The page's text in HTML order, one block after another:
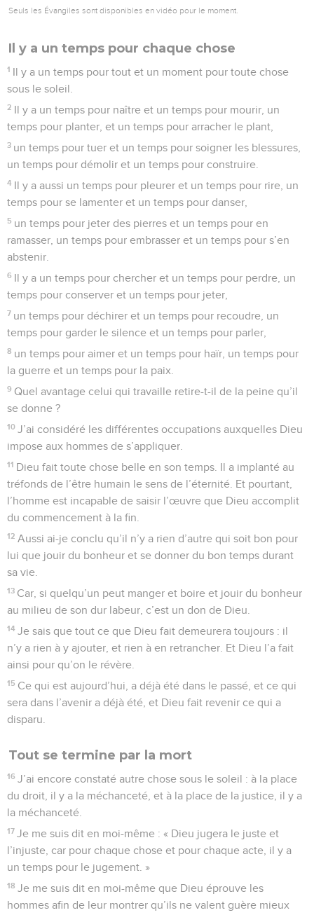
Seuls les Évangiles sont disponibles en vidéo pour le moment.
Il y a un temps pour chaque chose
1 Il y a un temps pour tout et un moment pour toute chose
sous le soleil.
2 Il y a un temps pour naître et un temps pour mourir, un
temps pour planter, et un temps pour arracher le plant,
3 un temps pour tuer et un temps pour soigner les blessures,
un temps pour démolir et un temps pour construire.
4 Il y a aussi un temps pour pleurer et un temps pour rire, un
temps pour se lamenter et un temps pour danser,
5 un temps pour jeter des pierres et un temps pour en
ramasser, un temps pour embrasser et un temps pour s’en
abstenir.
6 Il y a un temps pour chercher et un temps pour perdre, un
temps pour conserver et un temps pour jeter,
7 un temps pour déchirer et un temps pour recoudre, un
temps pour garder le silence et un temps pour parler,
8 un temps pour aimer et un temps pour haïr, un temps pour
la guerre et un temps pour la paix.
9 Quel avantage celui qui travaille retire-t-il de la peine qu’il
se donne ?
10 J’ai considéré les différentes occupations auxquelles Dieu
impose aux hommes de s’appliquer.
11 Dieu fait toute chose belle en son temps. Il a implanté au
tréfonds de l’être humain le sens de l’éternité. Et pourtant,
l’homme est incapable de saisir l’œuvre que Dieu accomplit
du commencement à la fin.
12 Aussi ai-je conclu qu’il n’y a rien d’autre qui soit bon pour
lui que jouir du bonheur et se donner du bon temps durant
sa vie.
13 Car, si quelqu’un peut manger et boire et jouir du bonheur
au milieu de son dur labeur, c’est un don de Dieu.
14 Je sais que tout ce que Dieu fait demeurera toujours : il
n’y a rien à y ajouter, et rien à en retrancher. Et Dieu l’a fait
ainsi pour qu’on le révère.
15 Ce qui est aujourd’hui, a déjà été dans le passé, et ce qui
sera dans l’avenir a déjà été, et Dieu fait revenir ce qui a
disparu.
Tout se termine par la mort
16 J’ai encore constaté autre chose sous le soleil : à la place
du droit, il y a la méchanceté, et à la place de la justice, il y a
la méchanceté.
17 Je me suis dit en moi-même : « Dieu jugera le juste et
l’injuste, car pour chaque chose et pour chaque acte, il y a
un temps pour le jugement. »
18 Je me suis dit en moi-même que Dieu éprouve les
hommes afin de leur montrer qu’ils ne valent guère mieux